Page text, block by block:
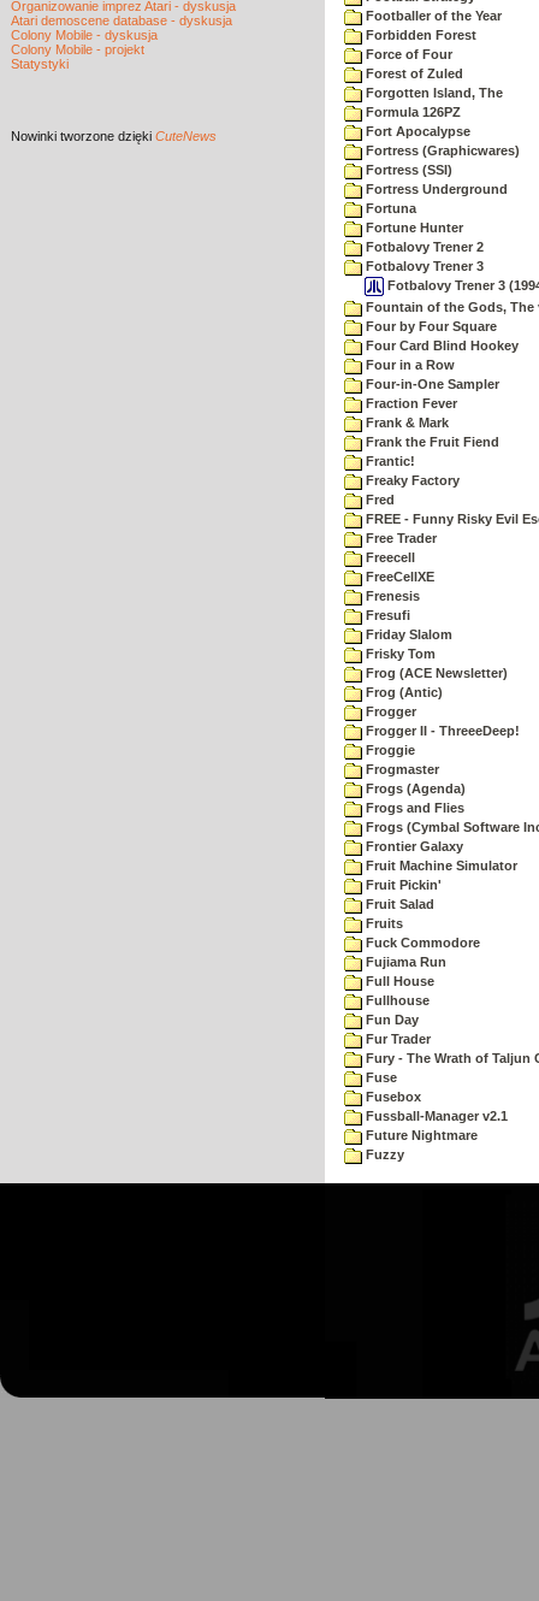
Organizowanie imprez Atari - dyskusja
Atari demoscene database - dyskusja
Colony Mobile - dyskusja
Colony Mobile - projekt
Statystyki
Nowinki tworzone dzięki CuteNews
Footballer of the Year
Forbidden Forest
Force of Four
Forest of Zuled
Forgotten Island, The
Formula 126PZ
Fort Apocalypse
Fortress (Graphicwares)
Fortress (SSI)
Fortress Underground
Fortuna
Fortune Hunter
Fotbalovy Trener 2
Fotbalovy Trener 3
Fotbalovy Trener 3
Fountain of the Gods, The
Four by Four Square
Four Card Blind Hookey
Four in a Row
Four-in-One Sampler
Fraction Fever
Frank & Mark
Frank the Fruit Fiend
Frantic!
Freaky Factory
Fred
FREE - Funny Risky Evil
Free Trader
Freecell
FreeCellXE
Frenesis
Fresufi
Friday Slalom
Frisky Tom
Frog (ACE Newsletter)
Frog (Antic)
Frogger
Frogger II - ThreeeDeep!
Froggie
Frogmaster
Frogs (Agenda)
Frogs and Flies
Frogs (Cymbal Software
Frontier Galaxy
Fruit Machine Simulator
Fruit Pickin'
Fruit Salad
Fruits
Fuck Commodore
Fujiama Run
Full House
Fullhouse
Fun Day
Fur Trader
Fury - The Wrath of Taljun
Fuse
Fusebox
Fussball-Manager v2.1
Future Nightmare
Fuzzy